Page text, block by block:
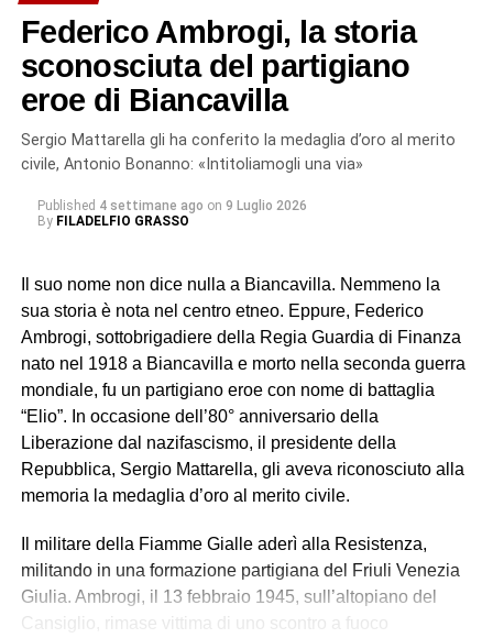
al servizio delle Aquile.
© RIPRODUZIONE RISERVATA
Da Biancavilla al grande calcio:
Spedalieri convocato per Juve-
Napoli
Federico Ambrogi, la storia
sconosciuta del partigiano
eroe di Biancavilla
Sergio Mattarella gli ha conferito la medaglia d’oro al merito
civile, Antonio Bonanno: «Intitoliamogli una via»
Published 4 settimane ago on 9 Luglio 2026
By FILADELFIO GRASSO
Il suo nome non dice nulla a Biancavilla. Nemmeno la
sua storia è nota nel centro etneo. Eppure, Federico
Ambrogi, sottobrigadiere della Regia Guardia di Finanza
nato nel 1918 a Biancavilla e morto nella seconda guerra
mondiale, fu un partigiano eroe con nome di battaglia
“Elio”. In occasione dell’80° anniversario della
Liberazione dal nazifascismo, il presidente della
Repubblica, Sergio Mattarella, gli aveva riconosciuto alla
memoria la medaglia d’oro al merito civile.
Il militare della Fiamme Gialle aderì alla Resistenza,
militando in una formazione partigiana del Friuli Venezia
Giulia. Ambrogi, il 13 febbraio 1945, sull’altopiano del
Cansiglio, rimase vittima di uno scontro a fuoco